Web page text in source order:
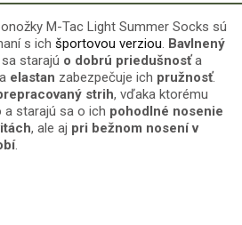
M-Tac Light Summer Socks sú
s ich športovou verziou. Bavlnený
sa starajú o dobrú priedušnosťa
a elastan zabezpečuje ich pružnosť.
strih, vďaka ktorému
a starajú sa o ich pohodlné nosenie
, ale aj pri bežnom nosení v
.